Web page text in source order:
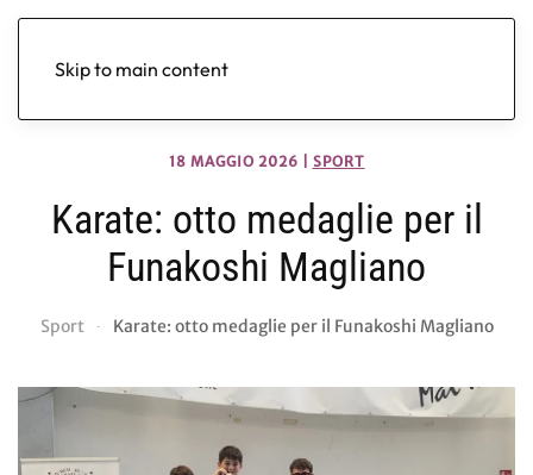
Skip to main content
18 MAGGIO 2026 SPORT
Karate: otto medaglie per il
Funakoshi Magliano
Sport Karate: otto medaglie per il Funakoshi Magliano